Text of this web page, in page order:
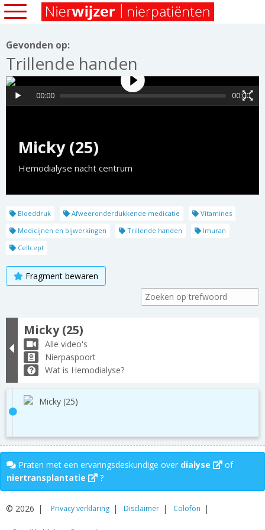
Gevonden op:
Trillende handen
Micky (25)
Hemodialyse nacht centrum
00:00 00:00
Bloeddruk Afweeronderdukkende medicatie
Vitamines
Medicijnen en bijwerkingen
Trillende handen
Imuran
Cellcept
Fragment bewaren
Micky (25)
Alle video's
Nierpaspoort
Wat is Hemodialyse?
Micky (25)
Praten met een ervaringsdeskundige over dialyse
of
niertransplantatie
?
© 2026 Privacy verklaring Disclaimer Colofon